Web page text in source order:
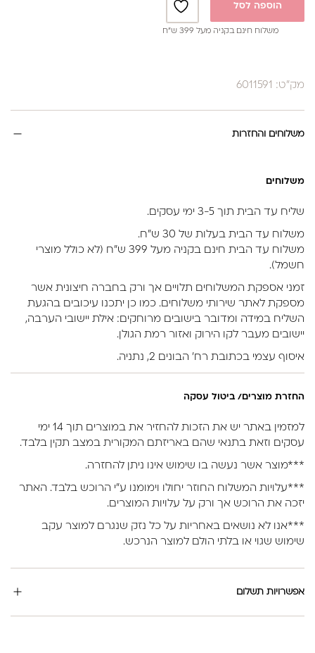
הוספה לסל
משלוח חינם בקניה מעל 399 ש”ח
מק"ט: 6011591
משלוחים והחזרות
משלוחים
שליח עד הבית תוך 3-5 ימי עסקים.
משלוח עד הבית בעלות של 30 ש״ח.
משלוח עד הבית חינם בקניה מעל 399 ש״ח (לא כולל מוצרי
חשמל).
זמני אספקת המשלוחים תלויים אך ורק בחברה חיצונית אשר
מספקת לאתר שירותי משלוחים. כמו כן יתכנו עיכובים בהגעת
השליח במידה ומדובר בישובים מרוחקים: אילת יישובי הערבה,
יישובים מעבר לקו הירוק ואזור רמת הגולן.
איסוף עצמי בכתובת רח’ הבונים 2, נתניה.
החזרת מוצרים/ ביטול עסקה
למזמין באתר יש את הזכות להחזיר את במוצרים תוך 14 ימי
עסקים וזאת בתנאי שהם באריזתם המקורית במצב תקין בלבד.
***מוצר אשר נעשה בו שימוש אינו ניתן להחזרה.
***עלויות המשלוח החוזר יחולו וימומנו ע”י הרוכש בלבד. האתר
יזכה את הרוכש אך ורק על עלויות המוצרים.
***אנו לא נושאים באחריות על כל נזק שנגרם למוצר עקב
שימוש שגוי או בלתי הולם למוצר הנרכש.
אפשרויות תשלום